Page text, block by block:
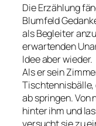
Die Erzählung
Blumfeld
als Begleiter
erwartenden
Idee aber wieder.
Als er sein
Tischtennisbälle,
ab springen. Von
hinter ihm und